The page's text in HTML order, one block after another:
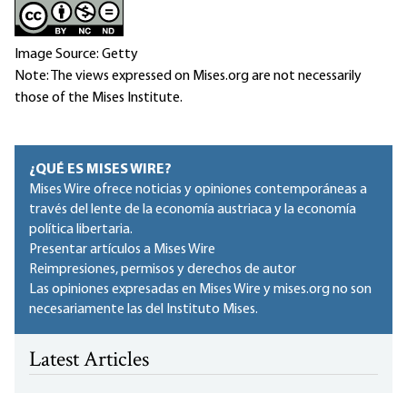
Image Source: Getty
Note: The views expressed on Mises.org are not necessarily
those of the Mises Institute.
¿QUÉ ES MISES WIRE?
Mises Wire ofrece noticias y opiniones contemporáneas a
través del lente de la economía austriaca y la economía
política libertaria.
Presentar artículos a Mises Wire
Reimpresiones, permisos y derechos de autor
Las opiniones expresadas en Mises Wire y mises.org no son
necesariamente las del Instituto Mises.
Latest Articles